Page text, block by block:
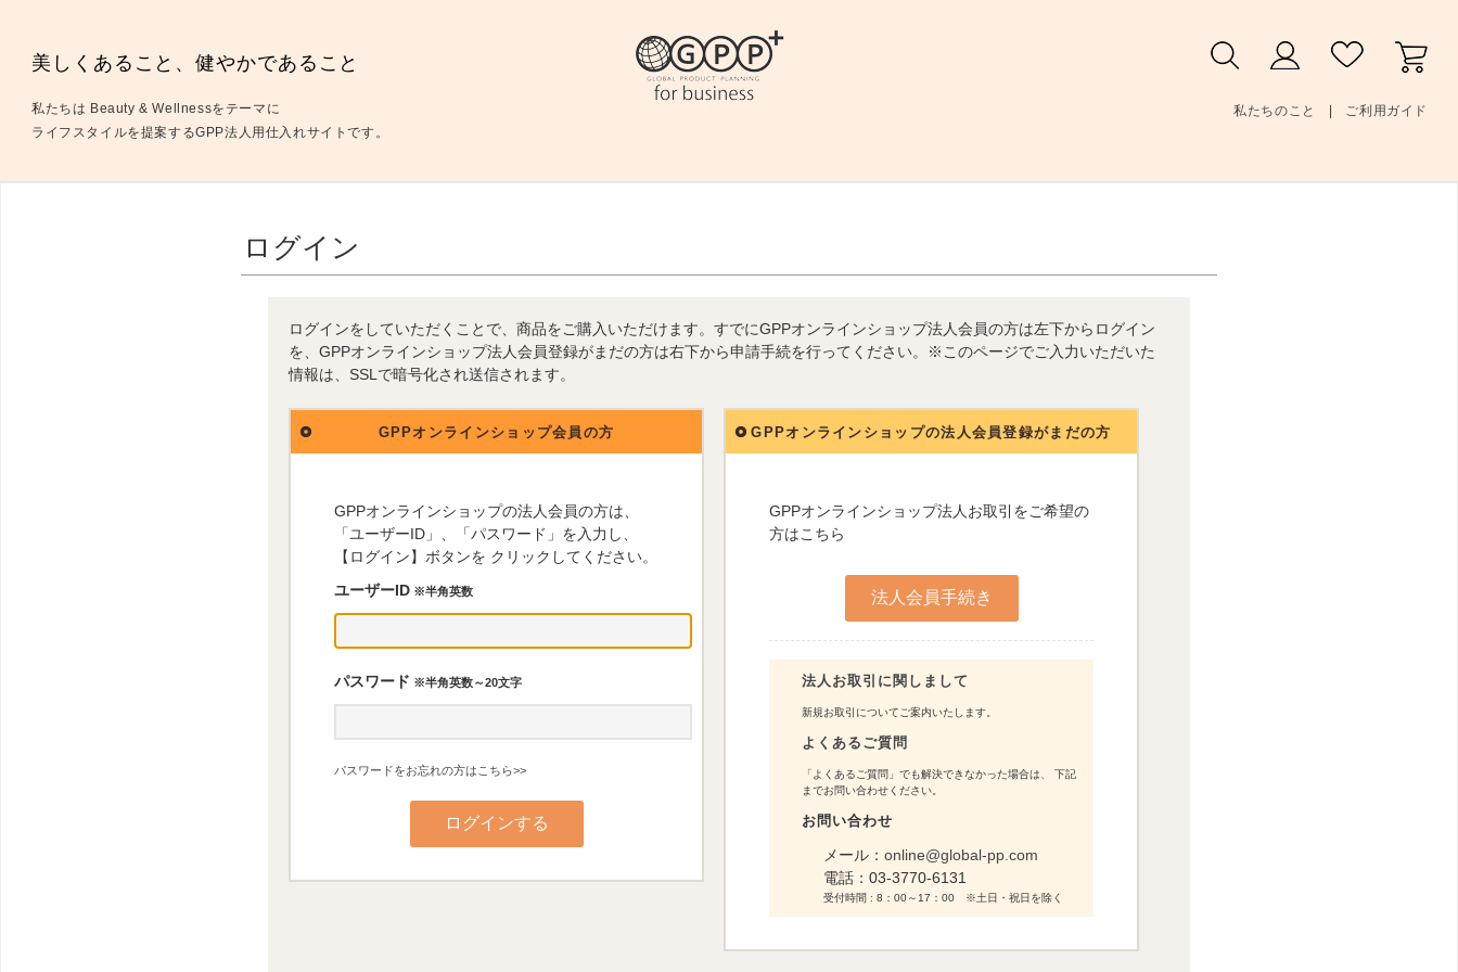
美しくあること、健やかであること
私たちは Beauty & Wellnessをテーマに
ライフスタイルを提案するGPP法人用仕入れサイトです。
私たちのこと ご利用ガイド
ログイン
ログインをしていただくことで、商品をご購入いただけます。すでにGPPオンラインショップ法人会員の方は左下からログイン
を、GPPオンラインショップ法人会員登録がまだの方は右下から申請手続を行ってください。※このページでご入力いただいた
情報は、SSLで暗号化され送信されます。
GPPオンラインショップ会員の方
GPPオンラインショップの法人会員の方は、
「ユーザーID」、「パスワード」を入力し、
【ログイン】ボタンを クリックしてください。
ユーザーID ※半角英数
パスワード ※半角英数～20文字
パスワードをお忘れの方はこちら>>
GPPオンラインショップの法人会員登録がまだの方
GPPオンラインショップ法人お取引をご希望の
方はこちら
法人お取引に関しまして
新規お取引についてご案内いたします。
よくあるご質問
「よくあるご質問」でも解決できなかった場合は、 下記
までお問い合わせください。
お問い合わせ
メール： online@global-pp.com
電話： 03-3770-6131
受付時間 : 8：00～17：00 ※土日・祝日を除く